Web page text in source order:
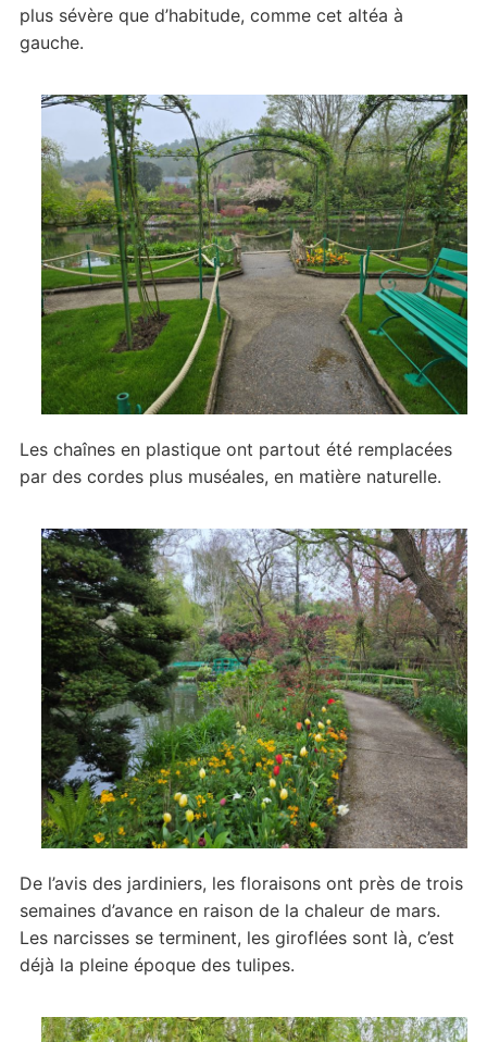
plus sévère que d’habitude, comme cet altéa à
gauche.
Les chaînes en plastique ont partout été remplacées
par des cordes plus muséales, en matière naturelle.
De l’avis des jardiniers, les floraisons ont près de trois
semaines d’avance en raison de la chaleur de mars.
Les narcisses se terminent, les giroflées sont là, c’est
déjà la pleine époque des tulipes.